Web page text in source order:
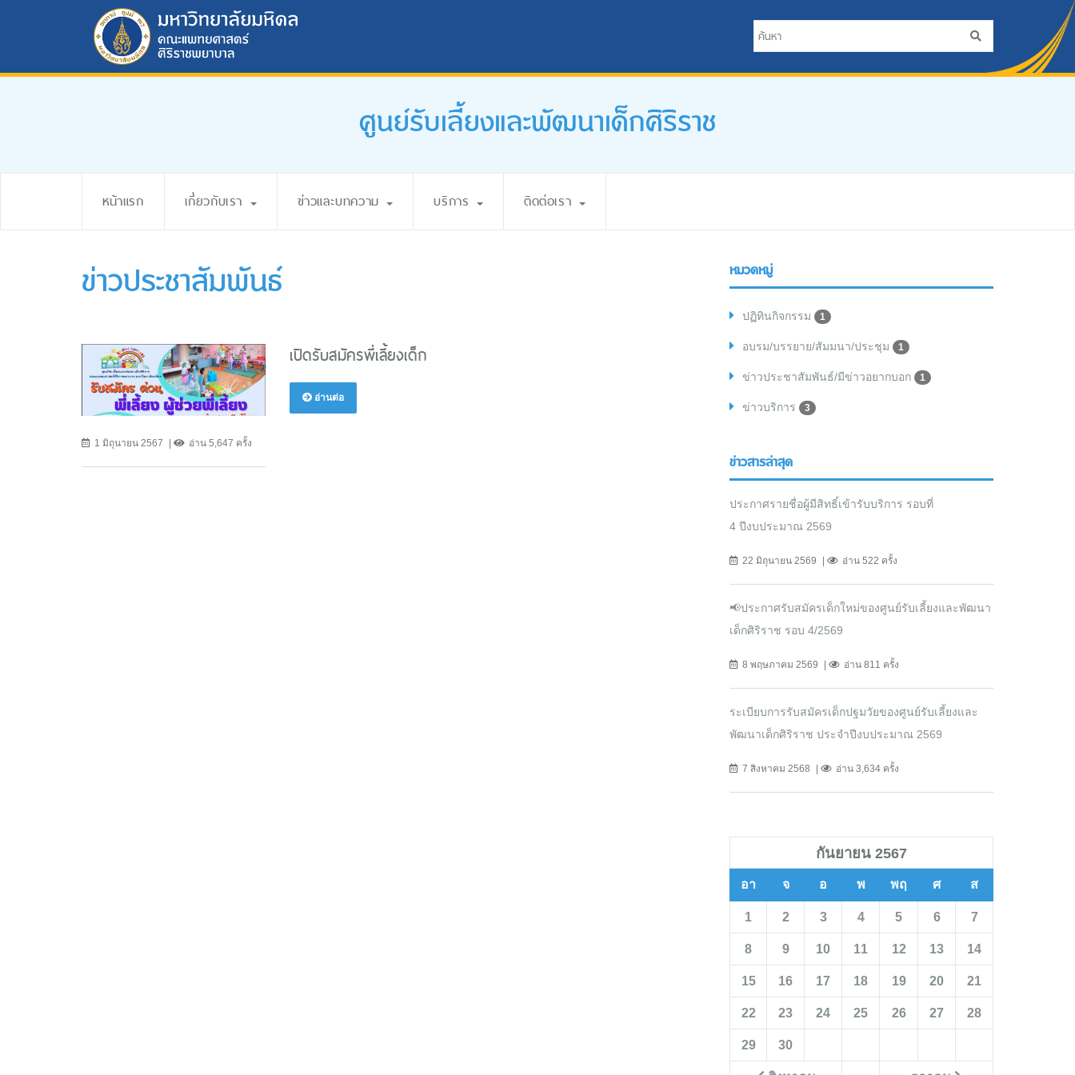
ศูนย์รับเลี้ยงและพัฒนาเด็กศิริราช
หน้าแรก เกี่ยวกับเรา ข่าวและบทความ บริการ ติดต่อเรา
ข่าวประชาสัมพันธ์
1 มิถุนายน 2567 อ่าน 5,647 ครั้ง
เปิดรับสมัครพี่เลี้ยงเด็ก
อ่านต่อ
หมวดหมู่
ปฏิทินกิจกรรม 1
อบรม/บรรยาย/สัมมนา/ประชุม 1
ข่าวประชาสัมพันธ์/มีข่าวอยากบอก 1
ข่าวบริการ 3
ข่าวสารล่าสุด
ประกาศรายชื่อผู้มีสิทธิ์เข้ารับบริการ รอบที่
4 ปีงบประมาณ 2569
22 มิถุนายน 2569 อ่าน 522 ครั้ง
📢ประกาศรับสมัครเด็กใหม่ของศูนย์รับเลี้ยงและพัฒนา
เด็กศิริราช รอบ 4/2569
8 พฤษภาคม 2569 อ่าน 811 ครั้ง
ระเบียบการรับสมัครเด็กปฐมวัยของศูนย์รับเลี้ยงและ
พัฒนาเด็กศิริราช ประจำปีงบประมาณ 2569
7 สิงหาคม 2568 อ่าน 3,634 ครั้ง
กันยายน 2567
อา จ อ พ พฤ ศ ส
1 2 3 4 5 6 7
8 9 10 11 12 13 14
15 16 17 18 19 20 21
22 23 24 25 26 27 28
29 30